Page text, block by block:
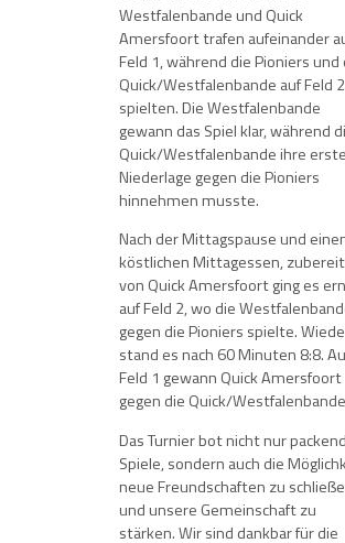
Westfalenbande und Quick
Amersfoort trafen aufeinander
Feld 1, während die Pioniers und
Quick/Westfalenbande auf Feld 2
spielten. Die Westfalenbande
gewann das Spiel klar, während
Quick/Westfalenbande ihre erste
Niederlage gegen die Pioniers
hinnehmen musste.
Nach der Mittagspause und
köstlichen Mittagessen,
von Quick Amersfoort ging es
auf Feld 2, wo die
gegen die Pioniers spielte.
stand es nach 60 Minuten 8:8.
Feld 1 gewann Quick Amersfoort
gegen die Quick/
Das Turnier bot nicht nur
Spiele, sondern auch die
neue Freundschaften zu
und unsere Gemeinschaft zu
stärken. Wir sind dankbar für die